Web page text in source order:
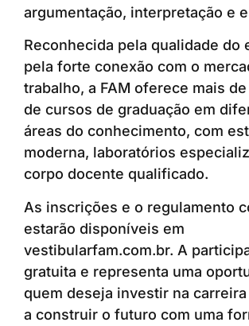
argumentação, interpretação e
Reconhecida pela qualidade do
pela forte conexão com o
trabalho, a FAM oferece mais
de cursos de graduação em
áreas do conhecimento, com
moderna, laboratórios
corpo docente qualificado.
As inscrições e o regulamento
estarão disponíveis em
vestibularfam.com.br. A
gratuita e representa uma
quem deseja investir na
a construir o futuro com uma